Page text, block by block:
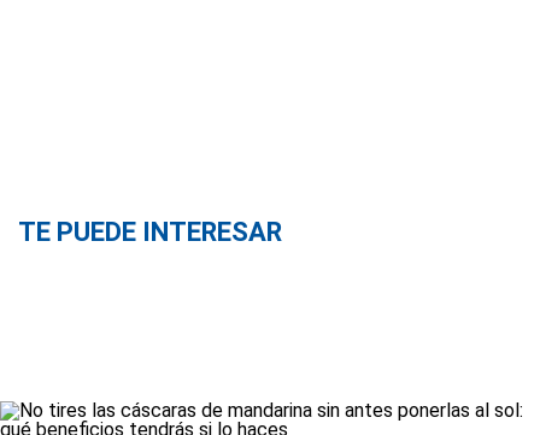
TE PUEDE INTERESAR